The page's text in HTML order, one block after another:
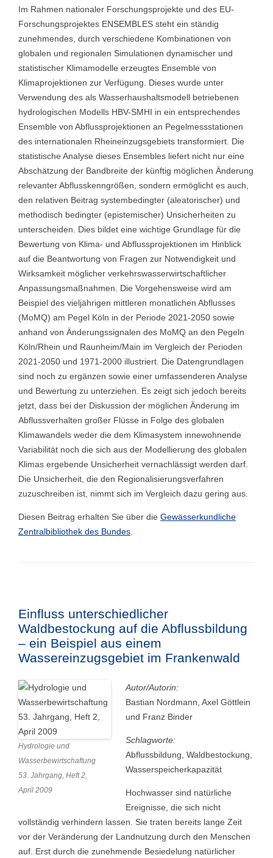
Im Rahmen nationaler Forschungsprojekte und des EU-
Forschungsprojektes ENSEMBLES steht ein ständig
zunehmendes, durch verschiedene Kombinationen von
globalen und regionalen Simulationen dynamischer und
statistischer Klimamodelle erzeugtes Ensemble von
Klimaprojektionen zur Verfügung. Dieses wurde unter
Verwendung des als Wasserhaushaltsmodell betriebenen
hydrologischen Modells HBV-SMHI in ein entsprechendes
Ensemble von Abflussprojektionen an Pegelmessstationen
des internationalen Rheineinzugsgebiets transformiert. Die
statistische Analyse dieses Ensembles liefert nicht nur eine
Abschätzung der Bandbreite der künftig möglichen Änderung
relevanter Abflusskenngrößen, sondern ermöglicht es auch,
den relativen Beitrag systembedingter (aleatorischer) und
methodisch bedingter (epistemischer) Unsicherheiten zu
unterscheiden. Dies bildet eine wichtige Grundlage für die
Bewertung von Klima- und Abflussprojektionen im Hinblick
auf die Beantwortung von Fragen zur Notwendigkeit und
Wirksamkeit möglicher verkehrswasserwirtschaftlicher
Anpassungsmaßnahmen. Die Vorgehensweise wird am
Beispiel des vieljährigen mittleren monatlichen Abflusses
(MoMQ) am Pegel Köln in der Periode 2021-2050 sowie
anhand von Änderungssignalen des MoMQ an den Pegeln
Köln/Rhein und Raunheim/Main im Vergleich der Perioden
2021-2050 und 1971-2000 illustriert. Die Datengrundlagen
sind noch zu ergänzen sowie einer umfassenderen Analyse
und Bewertung zu unterziehen. Es zeigt sich jedoch bereits
jetzt, dass bei der Diskussion der möglichen Änderung im
Abflussverhalten großer Flüsse in Folge des globalen
Klimawandels weder die dem Klimasystem innewohnende
Variabilität noch die sich aus der Modellierung des globalen
Klimas ergebende Unsicherheit vernachlässigt werden darf.
Die Unsicherheit, die den Regionalisierungsverfahren
zuzuschreiben ist, nimmt sich im Vergleich dazu gering aus.
Diesen Beitrag erhalten Sie über die Gewässerkundliche
Zentralbibliothek des Bundes
Einfluss unterschiedlicher
Waldbestockung auf die Abflussbildung
– ein Beispiel aus einem
Wassereinzugsgebiet im Frankenwald
Hydrologie und
Wasserbewirtschaftung
53. Jahrgang, Heft 2,
April 2009
Autor/Autorin:
Bastian Nordmann, Axel Göttlein
und Franz Binder
Schlagworte:
Abflussbildung, Waldbestockung,
Wasserspeicherkapazität
Hochwasser sind natürliche
Ereignisse, die sich nicht
vollständig verhindern lassen. Sie traten bereits lange Zeit
vor der Veränderung der Landnutzung durch den Menschen
auf. Erst durch die zunehmende Besiedelung natürlicher